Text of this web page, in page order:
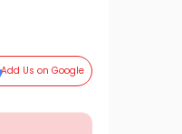
Add Us on Google